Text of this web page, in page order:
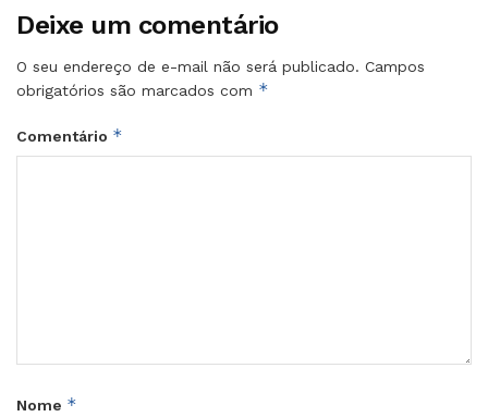
Deixe um comentário
O seu endereço de e-mail não será publicado. Campos
obrigatórios são marcados com *
Comentário *
Nome *